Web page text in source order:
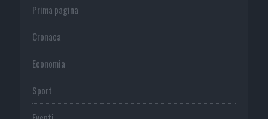
Prima pagina
Cronaca
Economia
Sport